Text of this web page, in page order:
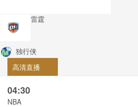
雷霆
独行侠
高清直播
04:30
NBA